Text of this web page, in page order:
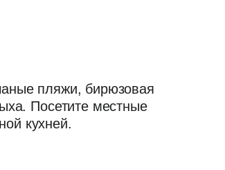
пляжи, бирюзовая
Посетите местные
кухней.